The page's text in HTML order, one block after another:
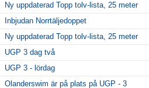
Ny uppdaterad Topp tolv-lista, 25 meter
Inbjudan Norrtäljedoppet
Ny uppdaterad Topp tolv-lista, 25 meter
UGP 3 dag två
UGP 3 - lördag
Olanderswim är på plats på UGP - 3